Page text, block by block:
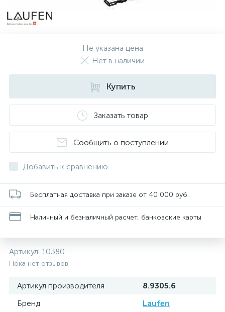
Не указана цена
Нет в наличии
Купить
Заказать товар
Сообщить о поступлении
Добавить к сравнению
Бесплатная доставка при заказе от 40 000 руб.
Наличный и безналичный расчет, банковские карты
Артикул: 10380
Пока нет отзывов
Артикул производителя
8.9305.6
Бренд
Laufen